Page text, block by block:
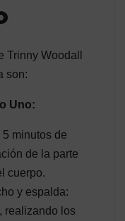
Woodall
son:
Uno:
minutos de
de la parte
cuerpo.
y espalda:
realizando los